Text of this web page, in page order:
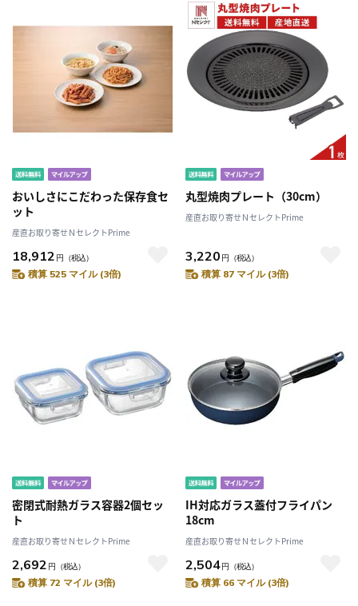
おいしさにこだわった保存食セ
ット
産直お取り寄せＮセレクトPrime
18,912 円 （税込）
積算 525 マイル (3倍)
丸型焼肉プレート（30cm）
産直お取り寄せＮセレクトPrime
3,220 円 （税込）
積算 87 マイル (3倍)
密閉式耐熱ガラス容器2個セッ
ト
産直お取り寄せＮセレクトPrime
2,692 円 （税込）
積算 72 マイル (3倍)
IH対応ガラス蓋付フライパン
18cm
産直お取り寄せＮセレクトPrime
2,504円 （税込）
積算 66 マイル (3倍)